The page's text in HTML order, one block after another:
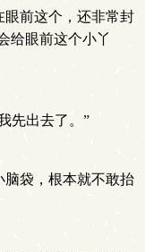
眼前这个，还非常封
给眼前这个小丫
先出去了。”
脑袋，根本就不敢抬